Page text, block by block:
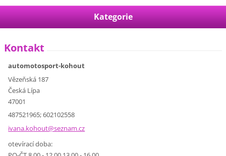
Kategorie
Kontakt
automotosport-kohout
Vězeňská 187
Česká Lípa
47001
487521965; 602102558
ivana.kohout@seznam.cz
otevírací doba: